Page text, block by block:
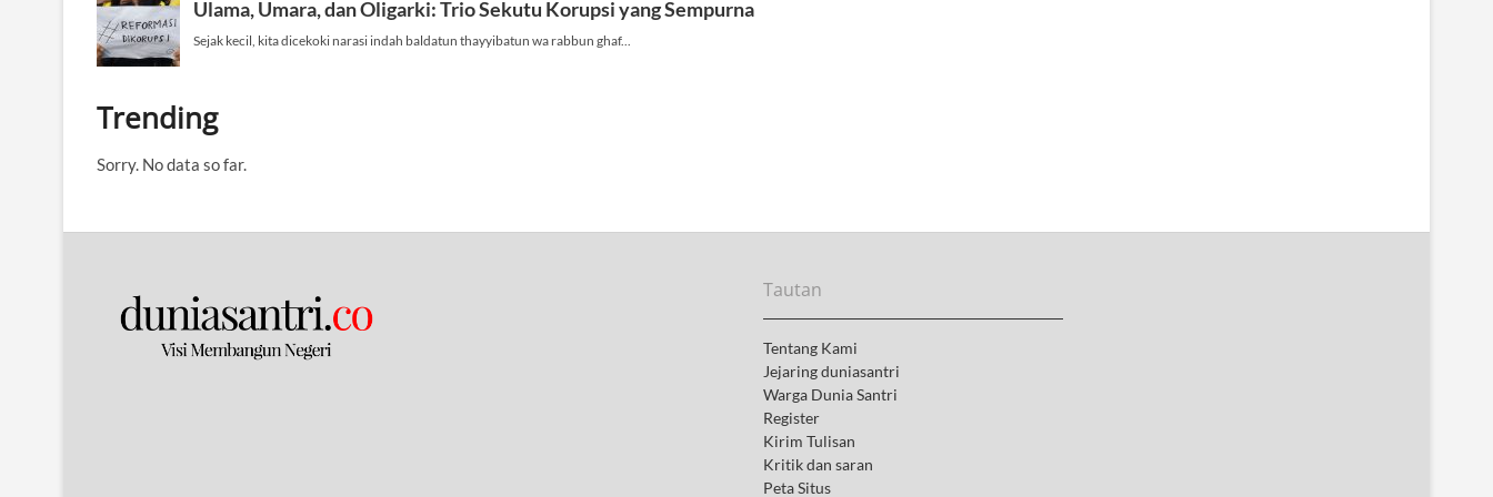
Trending
Sorry. No data so far.
Tautan
Tentang Kami
Jejaring duniasantri
Warga Dunia Santri
Register
Kirim Tulisan
Kritik dan saran
Peta Situs